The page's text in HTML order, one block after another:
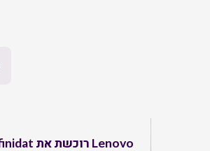
Lenovo רוכשת את Infinidat